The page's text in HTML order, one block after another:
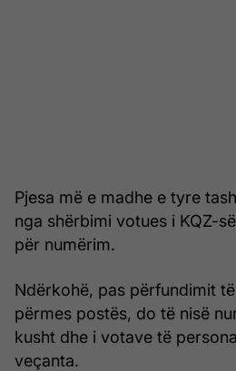
Pjesa më e madhe e tyre
nga shërbimi votues i KQZ-
për numërim.
Ndërkohë, pas përfundimit
përmes postës, do të nisë
kusht dhe i votave të
veçanta.